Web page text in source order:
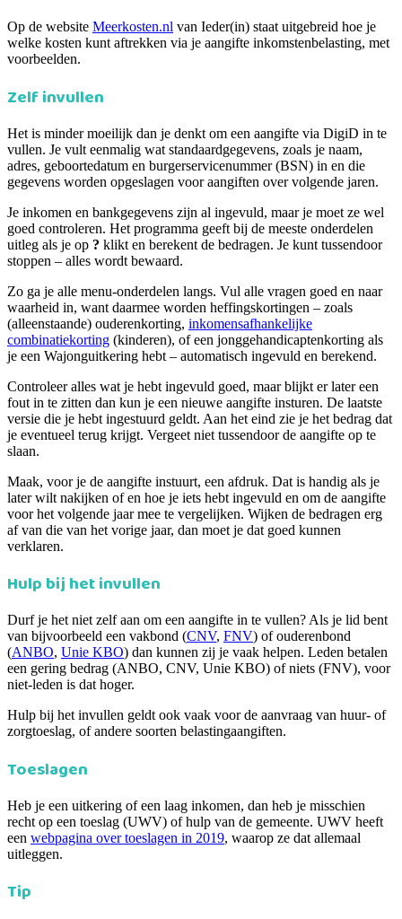
Op de website Meerkosten.nl van Ieder(in) staat uitgebreid hoe je
welke kosten kunt aftrekken via je aangifte inkomstenbelasting, met
voorbeelden.
Zelf invullen
Het is minder moeilijk dan je denkt om een aangifte via DigiD in te
vullen. Je vult eenmalig wat standaardgegevens, zoals je naam,
adres, geboortedatum en burgerservicenummer (BSN) in en die
gegevens worden opgeslagen voor aangiften over volgende jaren.
Je inkomen en bankgegevens zijn al ingevuld, maar je moet ze wel
goed controleren. Het programma geeft bij de meeste onderdelen
uitleg als je op ? klikt en berekent de bedragen. Je kunt tussendoor
stoppen – alles wordt bewaard.
Zo ga je alle menu-onderdelen langs. Vul alle vragen goed en naar
waarheid in, want daarmee worden heffingskortingen – zoals
(alleenstaande) ouderenkorting, inkomensafhankelijke
combinatiekorting (kinderen), of een jonggehandicaptenkorting als
je een Wajonguitkering hebt – automatisch ingevuld en berekend.
Controleer alles wat je hebt ingevuld goed, maar blijkt er later een
fout in te zitten dan kun je een nieuwe aangifte insturen. De laatste
versie die je hebt ingestuurd geldt. Aan het eind zie je het bedrag dat
je eventueel terug krijgt. Vergeet niet tussendoor de aangifte op te
slaan.
Maak, voor je de aangifte instuurt, een afdruk. Dat is handig als je
later wilt nakijken of en hoe je iets hebt ingevuld en om de aangifte
voor het volgende jaar mee te vergelijken. Wijken de bedragen erg
af van die van het vorige jaar, dan moet je dat goed kunnen
verklaren.
Hulp bij het invullen
Durf je het niet zelf aan om een aangifte in te vullen? Als je lid bent
van bijvoorbeeld een vakbond (CNV, FNV) of ouderenbond
(ANBO, Unie KBO) dan kunnen zij je vaak helpen. Leden betalen
een gering bedrag (ANBO, CNV, Unie KBO) of niets (FNV), voor
niet-leden is dat hoger.
Hulp bij het invullen geldt ook vaak voor de aanvraag van huur- of
zorgtoeslag, of andere soorten belastingaangiften.
Toeslagen
Heb je een uitkering of een laag inkomen, dan heb je misschien
recht op een toeslag (UWV) of hulp van de gemeente. UWV heeft
een webpagina over toeslagen in 2019, waarop ze dat allemaal
uitleggen.
Tip